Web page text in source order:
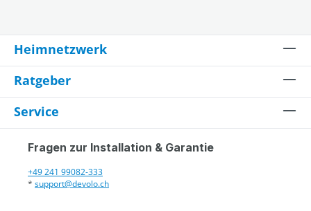
Heimnetzwerk
Ratgeber
Service
Fragen zur Installation & Garantie
+49 241 99082-333
* support@devolo.ch